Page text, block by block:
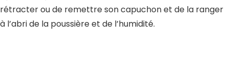
rétracter ou de remettre son capuchon et de la ranger
à l’abri de la poussière et de l’humidité.